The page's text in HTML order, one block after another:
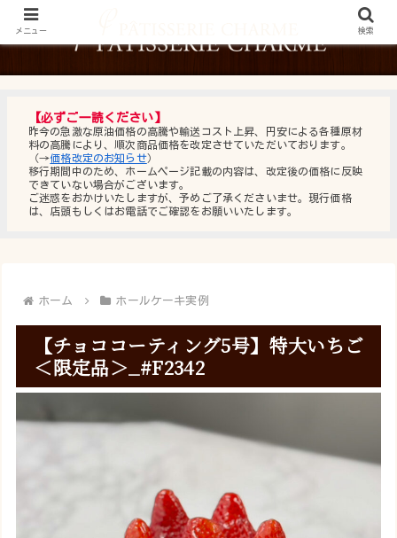
【必ずご一読ください】
昨今の急激な原油価格の高騰や輸送コスト上昇、円安による各種原材
料の高騰により、順次商品価格を改定させていただいております。
（→価格改定のお知らせ）
移行期間中のため、ホームページ記載の内容は、改定後の価格に反映
できていない場合がございます。
ご迷惑をおかけいたしますが、予めご了承くださいませ。現行価格
は、店頭もしくはお電話でご確認をお願いいたします。
ホーム ホールケーキ実例
【チョココーティング5号】特大いちご
＜限定品＞_#F2342
メニュー 検索